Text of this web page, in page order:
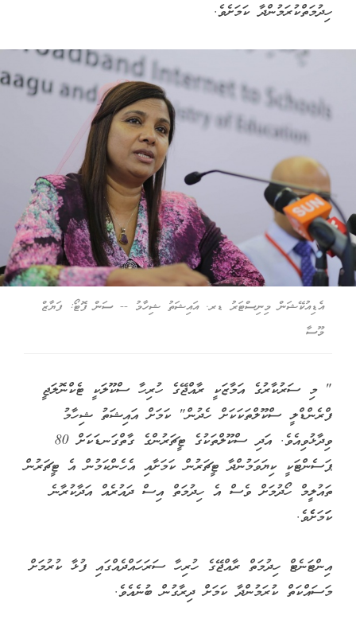
ހިދުމަތްކުރަމުންދާ ކަމަށެވެ.
އެޑިއުކޭޝަން މިނިސްޓަރު ޑރ. އައިޝަތު ޝިހާމު -- ސަން ފޮޓޯ: ފަޔާޒް
މޫސާ
" މި ސަރުކާރުގެ އަމާޒަކީ ރާއްޖޭގެ ހުރިހާ ސްކޫލަކީ ޓެކްނޮލަޖީ
ފްރެންޑްލީ ސްކޫލްތަކަކަށް ހެދުން" ކަމަށް އައިޝަތު ޝިހާމު
ވިދާޅުވިއެވެ. އަދި ސްކޫލްތަކުގެ ޓީޗަރުންގެ ގާތްގަނޑަކަށް 80
ޕަސެންޓަކީ ކިޔަވަމުންދާ ޓީޗަރުން ކަމަށާއި އެހެންކަމުން އެ ޓީޗަރުން
ތައުލީމް ހޯދުމަށް ވެސް އެ ހިދުމަތް އިސް ދައުރެއް އަދާކުރާނެ
ކަަމަށެެވެ.
އިންޓަނެޓް ހިދުމަތް ރާއްޖޭގެ ހުރިހާ ސަރަހައްދެއްގައި ފުޅާ ކުރުމަށް
މަސައްކަތް ކުރަމުންދާ ކަމަށް ދިރާގުން ބުނެއެވެ.